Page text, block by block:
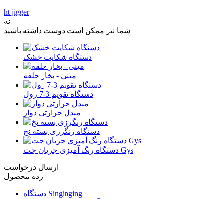
ht jigger
نه
شما نیز ممکن است دوست داشته باشید
دستگاه شکایت خشک
مینی - بخار حلقه
دستگاه تقویم 3-7 رول
مبدل حرارتی دوار
دستگاه رنگرزی بسته نخ
دستگاه رنگ آمیزی جریان جت Gys
ارسال درخواست
رده محصول
دستگاه Singinging